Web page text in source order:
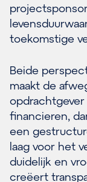
toekomstige
Beide
maakt de
financieren,
een
laag voor het
duidelijk en
creëert